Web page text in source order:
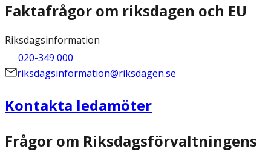
Faktafrågor om riksdagen och EU
Riksdagsinformation
020-349 000
riksdagsinformation@riksdagen.se
Kontakta ledamöter
Frågor om Riksdagsförvaltningens